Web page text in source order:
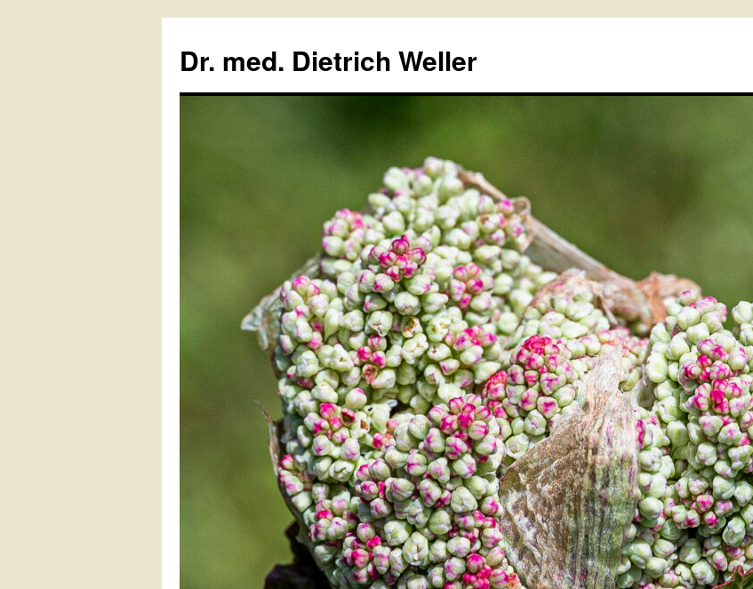
springen
Dr. med. Dietrich Weller